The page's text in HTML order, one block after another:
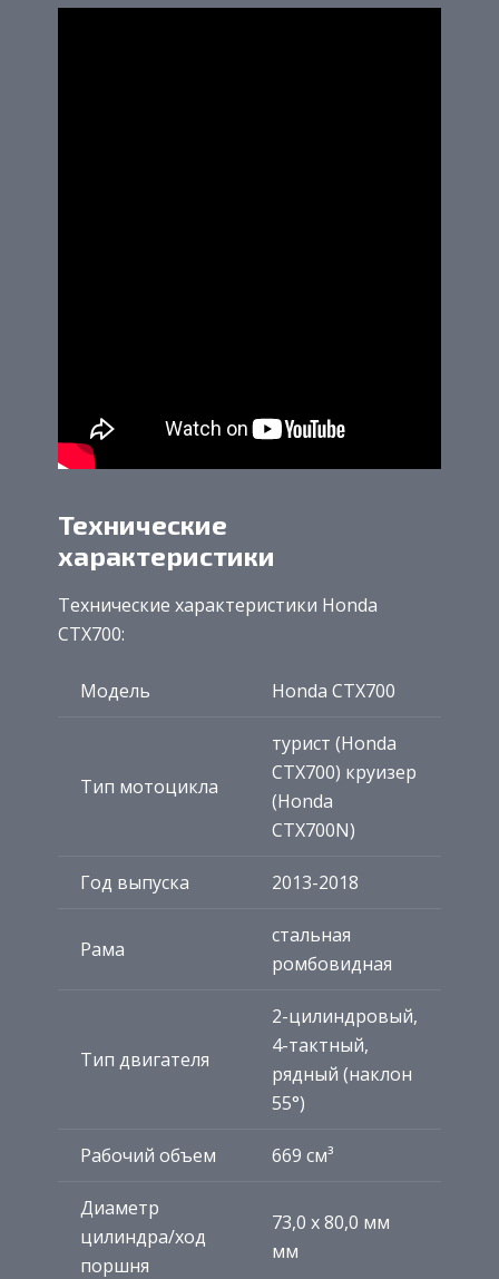
Технические
характеристики
Технические характеристики Honda
CTX700:
Модель Honda CTX700
Тип мотоцикла
турист (Honda
CTX700) круизер
(Honda
CTX700N)
Год выпуска 2013-2018
Рама
стальная
ромбовидная
Тип двигателя
2-цилиндровый,
4-тактный,
рядный (наклон
55°)
Рабочий объем 669 см³
Диаметр
цилиндра/ход
поршня
73,0 x 80,0 мм
мм